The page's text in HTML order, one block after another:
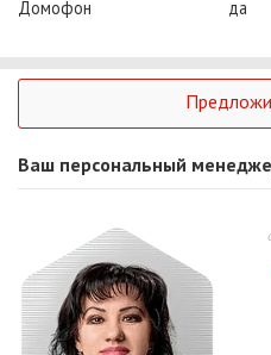
Домофон
да
Ваш персональный